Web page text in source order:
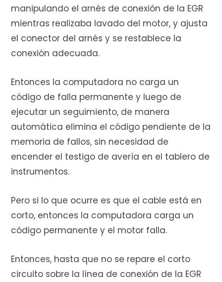
manipulando el arnés de conexión de la EGR
mientras realizaba lavado del motor, y ajusta
el conector del arnés y se restablece la
conexión adecuada.
Entonces la computadora no carga un
código de falla permanente y luego de
ejecutar un seguimiento, de manera
automática elimina el código pendiente de la
memoria de fallos, sin necesidad de
encender el testigo de avería en el tablero de
instrumentos.
Pero si lo que ocurre es que el cable está en
corto, entonces la computadora carga un
código permanente y el motor falla.
Entonces, hasta que no se repare el corto
circuito sobre la línea de conexión de la EGR